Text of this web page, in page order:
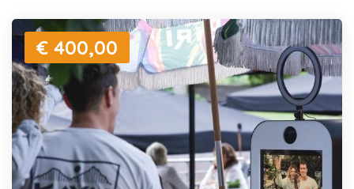
€ 400,00